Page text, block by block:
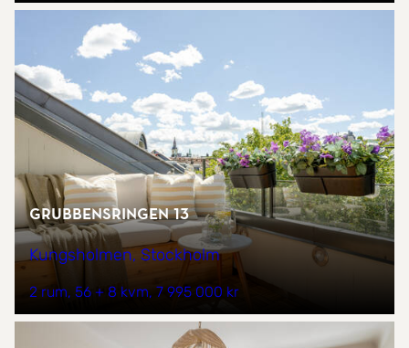
Grubbensringen 13
Kungsholmen, Stockholm
2 rum 56 + 8 kvm 7 995 000 kr